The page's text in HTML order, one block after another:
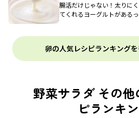
腸活だけじゃない！太りに
てくれるヨーグルトがある
卵の人気レシピランキング
野菜サラダ その他
ピランキ